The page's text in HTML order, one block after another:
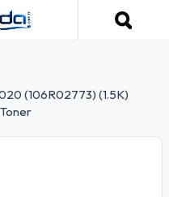
(106R02773) (1.5K)